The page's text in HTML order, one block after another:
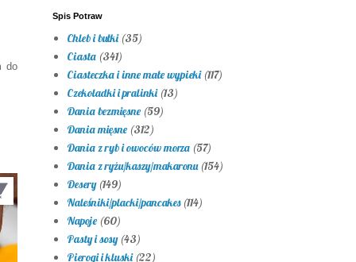
do
Spis Potraw
Chleb i bułki (35)
Ciasta (341)
Ciasteczka i inne małe wypieki (117)
Czekoladki i pralinki (13)
Dania bezmięsne (59)
Dania mięsne (312)
Dania z ryb i owoców morza (57)
Dania z ryżu/kaszy/makaronu (154)
Desery (149)
Naleśniki/placki/pancakes (114)
Napoje (60)
Pasty i sosy (43)
Pierogi i kluski (22)